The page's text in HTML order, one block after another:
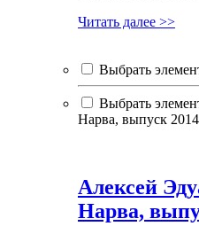
Читать далее >>
Выбрать
Выбрать
Нарва, выпуск
Алексей
Нарва,